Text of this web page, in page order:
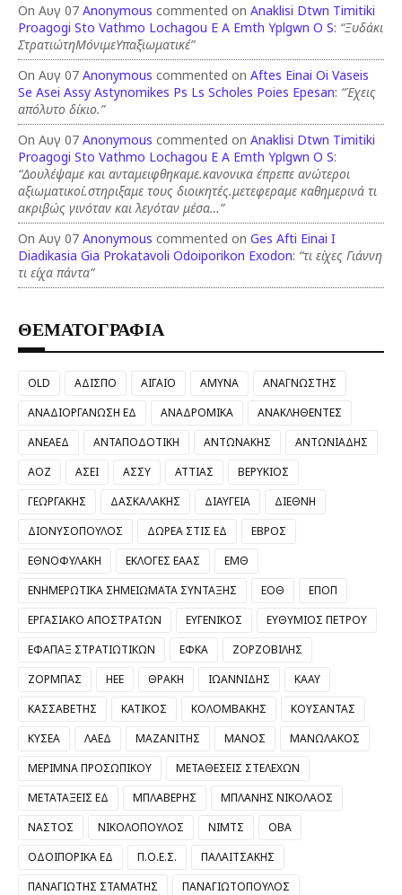
On Αυγ 07 Anonymous commented on Anaklisi Dtwn Timitiki
Proagogi Sto Vathmo Lochagou E A Emth Yplgwn O S: “Ξυδάκι
ΣτρατιώτηΜόνιμεΥπαξιωματικέ”
On Αυγ 07 Anonymous commented on Aftes Einai Oi Vaseis
Se Asei Assy Astynomikes Ps Ls Scholes Poies Epesan: “Έχεις
απόλυτο δίκιο.”
On Αυγ 07 Anonymous commented on Anaklisi Dtwn Timitiki
Proagogi Sto Vathmo Lochagou E A Emth Yplgwn O S:
“Δουλέψαμε και ανταμειφθηκαμε.κανονικα έπρεπε ανώτεροι
αξιωματικοί.στηριξαμε τους διοικητές.μετεφεραμε καθημερινά τι
ακριβώς γινόταν και λεγόταν μέσα…”
On Αυγ 07 Anonymous commented on Ges Afti Einai I
Diadikasia Gia Prokatavoli Odoiporikon Exodon: “τι είχες Γιάννη
τι είχα πάντα”
ΘΕΜΑΤΟΓΡΑΦΙΑ
OLD ΑΔΙΣΠΟ ΑΙΓΑΙΟ ΑΜΥΝΑ
ΑΝΑΓΝΩΣΤΗΣ
ΑΝΑΔΙΟΡΓΑΝΩΣΗ ΕΔ
ΑΝΑΔΡΟΜΙΚΑ
ΑΝΑΚΛΗΘΕΝΤΕΣ
ΑΝΕΑΕΔ
ΑΝΤΑΠΟΔΟΤΙΚΗ ΑΝΤΩΝΑΚΗΣ
ΑΝΤΩΝΙΑΔΗΣ
ΑΟΖ
ΑΣΕΙ ΑΣΣΥ ΑΤΤΙΑΣ
ΒΕΡΥΚΙΟΣ
ΓΕΩΡΓΑΚΗΣ
ΔΑΣΚΑΛΑΚΗΣ ΔΙΑΥΓΕΙΑ
ΔΙΕΘΝΗ
ΔΙΟΝΥΣΟΠΟΥΛΟΣ
ΔΩΡΕΑ ΣΤΙΣ ΕΔ
ΕΒΡΟΣ
ΕΘΝΟΦΥΛΑΚΗ
ΕΚΛΟΓΕΣ ΕΑΑΣ
ΕΜΘ
ΕΝΗΜΕΡΩΤΙΚΑ ΣΗΜΕΙΩΜΑΤΑ ΣΥΝΤΑΞΗΣ
ΕΟΘ
ΕΠΟΠ
ΕΡΓΑΣΙΑΚΟ ΑΠΟΣΤΡΑΤΩΝ
ΕΥΓΕΝΙΚΟΣ
ΕΥΘΥΜΙΟΣ ΠΕΤΡΟΥ
ΕΦΑΠΑΞ ΣΤΡΑΤΙΩΤΙΚΩΝ
ΕΦΚΑ
ΖΟΡΖΟΒΙΛΗΣ
ΖΟΡΜΠΑΣ
ΗΕΕ ΘΡΑΚΗ ΙΩΑΝΝΙΔΗΣ
ΚΑΑΥ
ΚΑΣΣΑΒΕΤΗΣ
ΚΑΤΙΚΟΣ ΚΟΛΟΜΒΑΚΗΣ
ΚΟΥΣΑΝΤΑΣ
ΚΥΣΕΑ
ΛΑΕΔ ΜΑΖΑΝΙΤΗΣ ΜΑΝΟΣ
ΜΑΝΩΛΑΚΟΣ
ΜΕΡΙΜΝΑ ΠΡΟΣΩΠΙΚΟΥ
ΜΕΤΑΘΕΣΕΙΣ ΣΤΕΛΕΧΩΝ
ΜΕΤΑΤΑΞΕΙΣ ΕΔ
ΜΠΛΑΒΕΡΗΣ
ΜΠΛΑΝΗΣ ΝΙΚΟΛΑΟΣ
ΝΑΣΤΟΣ
ΝΙΚΟΛΟΠΟΥΛΟΣ ΝΙΜΤΣ
ΟΒΑ
ΟΔΟΙΠΟΡΙΚΑ ΕΔ
Π.Ο.Ε.Σ.
ΠΑΛΑΙΤΣΑΚΗΣ
ΠΑΝΑΓΙΩΤΗΣ ΣΤΑΜΑΤΗΣ
ΠΑΝΑΓΙΩΤΟΠΟΥΛΟΣ